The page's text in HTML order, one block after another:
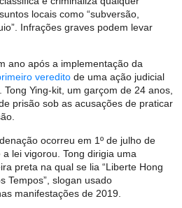
locais como “subversão,
Infrações graves podem levar
ano após a implementação da
veredito de uma ação judicial
Ying-kit, um garçom de 24 anos,
prisão sob as acusações de praticar
ocorreu em 1º de julho de
lei vigorou. Tong dirigia uma
preta na qual se lia “Liberte Hong
Tempos”, slogan usado
manifestações de 2019.